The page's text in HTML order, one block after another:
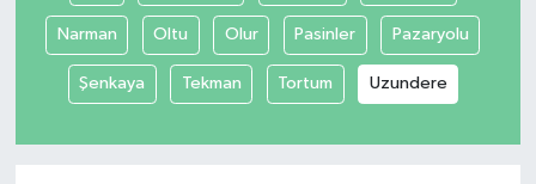
Narman Oltu Olur Pasinler Pazaryolu
Şenkaya Tekman Tortum Uzundere